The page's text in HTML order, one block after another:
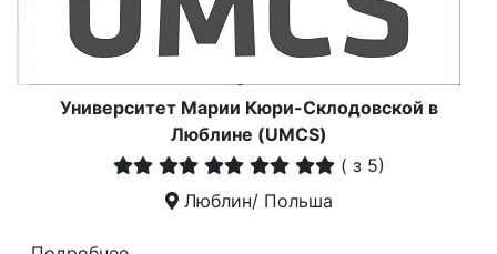
Университет Марии Кюри-Склодовской в
Люблине (UMCS)
( з 5)
Люблин/ Польша